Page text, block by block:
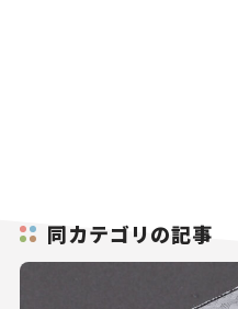
同カテゴリの記事